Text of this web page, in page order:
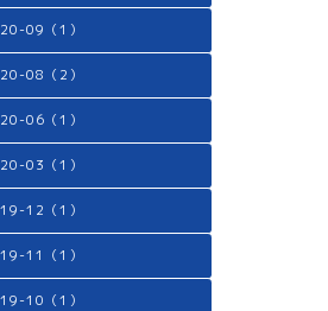
09（1）
08（2）
06（1）
03（1）
12（1）
11（1）
10（1）